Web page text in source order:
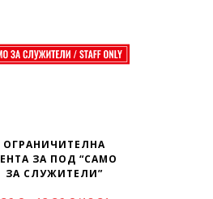
ОГРАНИЧИТЕЛНА
ЗА ПОД “САМО
ЗА СЛУЖИТЕЛИ”